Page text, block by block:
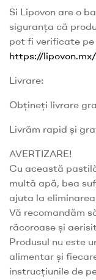
Si Lipovon are o
siguranța că
pot fi verificate
https://lipovon.mx/
Livrare:
Obțineți livrare
Livrăm rapid și
AVERTIZARE!
Cu această
multă apă, bea
ajuta la
Vă recomandăm
răcoroase și
Produsul nu este
alimentar și
instrucțiunile de